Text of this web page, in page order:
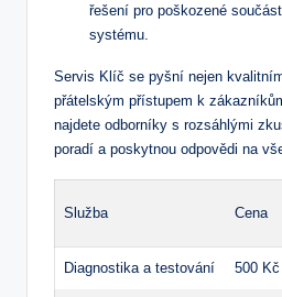
řešení ‌pro poškozené
systému.
Servis Klíč se ⁢pyšní nejen
přátelským přístupem k
najdete odborníky s rozsáhlými
poradí a ‌poskytnou odpovědi na
Služba Cena
Diagnostika a testování 500 Kč